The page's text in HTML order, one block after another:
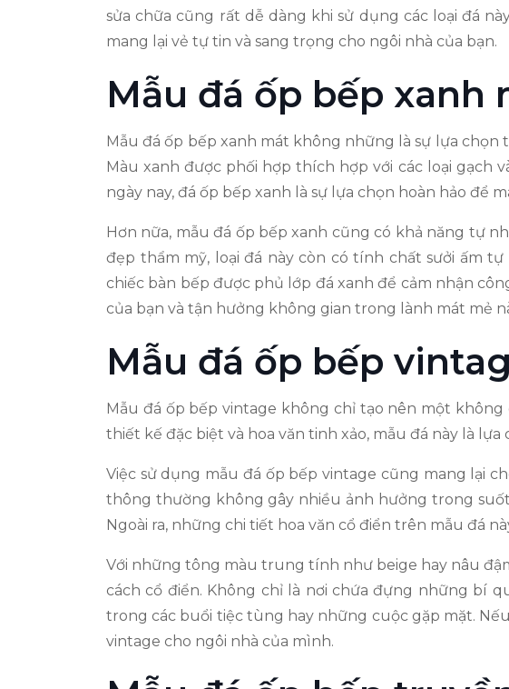
sửa chữa cũng rất dễ dàng khi sử dụng các loại đá
mang lại vẻ tự tin và sang trọng cho ngôi nhà của bạn.
Mẫu đá ốp bếp xanh
Mẫu đá ốp bếp xanh mát không những là sự lựa chọn
Màu xanh được phối hợp thích hợp với các loại gạch
ngày nay, đá ốp bếp xanh là sự lựa chọn hoàn hảo để
Hơn nữa, mẫu đá ốp bếp xanh cũng có khả năng tự
đẹp thẩm mỹ, loại đá này còn có tính chất sưởi ấm
chiếc bàn bếp được phủ lớp đá xanh để cảm nhận
của bạn và tận hưởng không gian trong lành mát mẻ
Mẫu đá ốp bếp
Mẫu đá ốp bếp vintage không chỉ tạo nên một không
thiết kế đặc biệt và hoa văn tinh xảo, mẫu đá này là
Việc sử dụng mẫu đá ốp bếp vintage cũng mang lại
thông thường không gây nhiều ảnh hưởng trong
Ngoài ra, những chi tiết hoa văn cổ điển trên mẫu đá
Với những tông màu trung tính như beige hay nâu
cách cổ điển. Không chỉ là nơi chứa đựng những bí
trong các buổi tiệc tùng hay những cuộc gặp mặt.
vintage cho ngôi nhà của mình.